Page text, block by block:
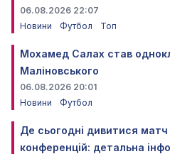
06.08.2026 22:07
Новини
Футбол Топ
Мохамед Салах став
Маліновського
06.08.2026 20:01
Новини
Футбол
Де сьогодні дивитися матч
конференцій: детальна